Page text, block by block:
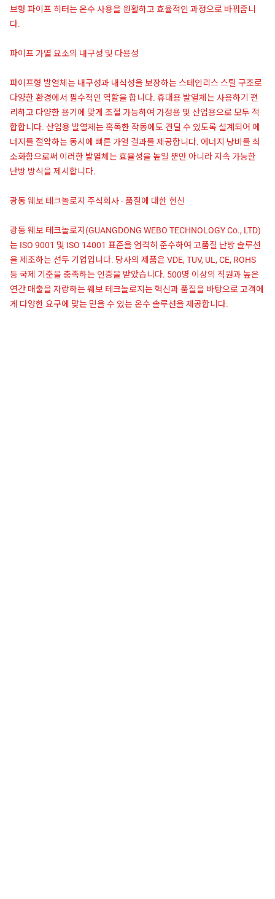
브형 파이프 히터는 온수 사용을 원활하고 효율적인 과정으로 바꿔줍니
다.
파이프 가열 요소의 내구성 및 다용성
파이프형 발열체는 내구성과 내식성을 보장하는 스테인리스 스틸 구조로
다양한 환경에서 필수적인 역할을 합니다. 휴대용 발열체는 사용하기 편
리하고 다양한 용기에 맞게 조절 가능하여 가정용 및 산업용으로 모두 적
합합니다. 산업용 발열체는 혹독한 작동에도 견딜 수 있도록 설계되어 에
너지를 절약하는 동시에 빠른 가열 결과를 제공합니다. 에너지 낭비를 최
소화함으로써 이러한 발열체는 효율성을 높일 뿐만 아니라 지속 가능한
난방 방식을 제시합니다.
광동 웨보 테크놀로지 주식회사 - 품질에 대한 헌신
광둥 웨보 테크놀로지(GUANGDONG WEBO TECHNOLOGY Co., LTD)
는 ISO 9001 및 ISO 14001 표준을 엄격히 준수하여 고품질 난방 솔루션
을 제조하는 선두 기업입니다. 당사의 제품은 VDE, TUV, UL, CE, ROHS
등 국제 기준을 충족하는 인증을 받았습니다. 500명 이상의 직원과 높은
연간 매출을 자랑하는 웨보 테크놀로지는 혁신과 품질을 바탕으로 고객에
게 다양한 요구에 맞는 믿을 수 있는 온수 솔루션을 제공합니다.